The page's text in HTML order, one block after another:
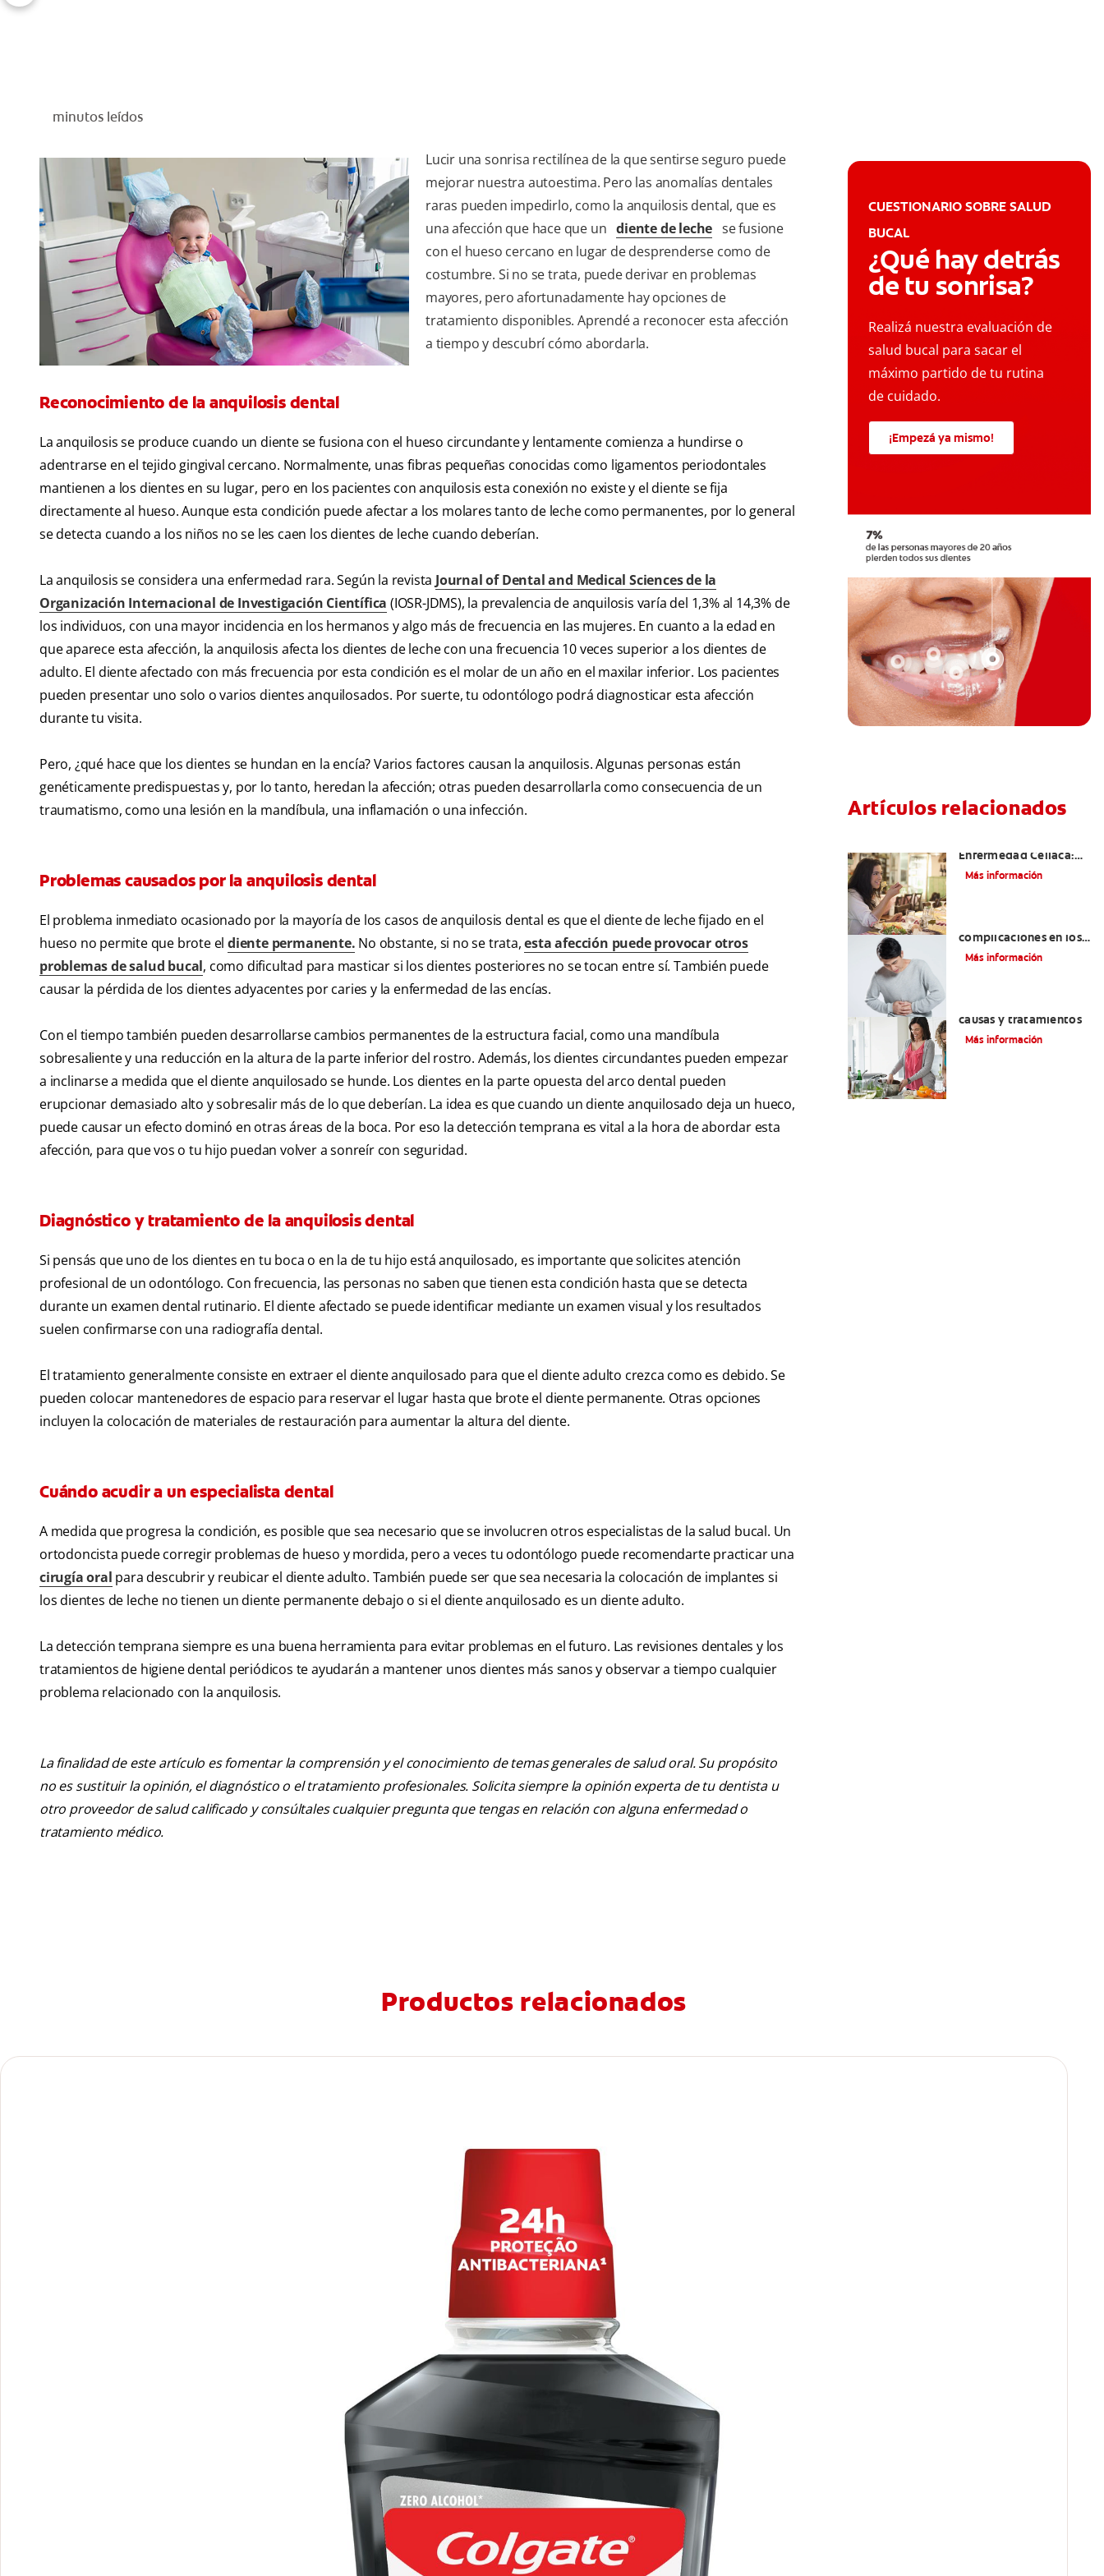
minutos leídos
Lucir una sonrisa rectilínea de la que sentirse seguro puede
mejorar nuestra autoestima. Pero las anomalías dentales
raras pueden impedirlo, como la anquilosis dental, que es
una afección que hace que un diente de leche se fusione
con el hueso cercano en lugar de desprenderse como de
costumbre. Si no se trata, puede derivar en problemas
mayores, pero afortunadamente hay opciones de
tratamiento disponibles. Aprendé a reconocer esta afección
a tiempo y descubrí cómo abordarla.
Reconocimiento de la anquilosis dental
La anquilosis se produce cuando un diente se fusiona con el hueso circundante y lentamente comienza a hundirse o
adentrarse en el tejido gingival cercano. Normalmente, unas fibras pequeñas conocidas como ligamentos periodontales
mantienen a los dientes en su lugar, pero en los pacientes con anquilosis esta conexión no existe y el diente se fija
directamente al hueso. Aunque esta condición puede afectar a los molares tanto de leche como permanentes, por lo general
se detecta cuando a los niños no se les caen los dientes de leche cuando deberían.
La anquilosis se considera una enfermedad rara. Según la revista Journal of Dental and Medical Sciences de la
Organización Internacional de Investigación Científica (IOSR-JDMS), la prevalencia de anquilosis varía del 1,3% al 14,3% de
los individuos, con una mayor incidencia en los hermanos y algo más de frecuencia en las mujeres. En cuanto a la edad en
que aparece esta afección, la anquilosis afecta los dientes de leche con una frecuencia 10 veces superior a los dientes de
adulto. El diente afectado con más frecuencia por esta condición es el molar de un año en el maxilar inferior. Los pacientes
pueden presentar uno solo o varios dientes anquilosados. Por suerte, tu odontólogo podrá diagnosticar esta afección
durante tu visita.
Pero, ¿qué hace que los dientes se hundan en la encía? Varios factores causan la anquilosis. Algunas personas están
genéticamente predispuestas y, por lo tanto, heredan la afección; otras pueden desarrollarla como consecuencia de un
traumatismo, como una lesión en la mandíbula, una inflamación o una infección.
Problemas causados por la anquilosis dental
El problema inmediato ocasionado por la mayoría de los casos de anquilosis dental es que el diente de leche fijado en el
hueso no permite que brote eldiente permanente. No obstante, si no se trata,esta afección puede provocar otros
problemas de salud bucal, como dificultad para masticar si los dientes posteriores no se tocan entre sí. También puede
causar la pérdida de los dientes adyacentes por caries y la enfermedad de las encías.
Con el tiempo también pueden desarrollarse cambios permanentes de la estructura facial, como una mandíbula
sobresaliente y una reducción en la altura de la parte inferior del rostro. Además, los dientes circundantes pueden empezar
a inclinarse a medida que el diente anquilosado se hunde. Los dientes en la parte opuesta del arco dental pueden
erupcionar demasiado alto y sobresalir más de lo que deberían. La idea es que cuando un diente anquilosado deja un hueco,
puede causar un efecto dominó en otras áreas de la boca. Por eso la detección temprana es vital a la hora de abordar esta
afección, para que vos o tu hijo puedan volver a sonreír con seguridad.
Diagnóstico y tratamiento de la anquilosis dental
Si pensás que uno de los dientes en tu boca o en la de tu hijo está anquilosado, es importante que solicites atención
profesional de un odontólogo. Con frecuencia, las personas no saben que tienen esta condición hasta que se detecta
durante un examen dental rutinario. El diente afectado se puede identificar mediante un examen visual y los resultados
suelen confirmarse con una radiografía dental.
El tratamiento generalmente consiste en extraer el diente anquilosado para que el diente adulto crezca como es debido. Se
pueden colocar mantenedores de espacio para reservar el lugar hasta que brote el diente permanente. Otras opciones
incluyen la colocación de materiales de restauración para aumentar la altura del diente.
Cuándo acudir a un especialista dental
A medida que progresa la condición, es posible que sea necesario que se involucren otros especialistas de la salud bucal. Un
ortodoncista puede corregir problemas de hueso y mordida, pero a veces tu odontólogo puede recomendarte practicar una
cirugía oral para descubrir y reubicar el diente adulto. También puede ser que sea necesaria la colocación de implantes si
los dientes de leche no tienen un diente permanente debajo o si el diente anquilosado es un diente adulto.
La detección temprana siempre es una buena herramienta para evitar problemas en el futuro. Las revisiones dentales y los
tratamientos de higiene dental periódicos te ayudarán a mantener unos dientes más sanos y observar a tiempo cualquier
problema relacionado con la anquilosis.
La finalidad de este artículo es fomentar la comprensión y el conocimiento de temas generales de salud oral. Su propósito
no es sustituir la opinión, el diagnóstico o el tratamiento profesionales. Solicita siempre la opinión experta de tu dentista u
otro proveedor de salud calificado y consúltales cualquier pregunta que tengas en relación con alguna enfermedad o
tratamiento médico.
CUESTIONARIO SOBRE SALUD
BUCAL
¿Qué hay detrás
de tu sonrisa?
Realizá nuestra evaluación de
salud bucal para sacar el
máximo partido de tu rutina
de cuidado.
¡Empezá ya mismo!
Artículos relacionados
Enfermedad Celíaca:
Cómo Reconocerlas Y
Más información
complicaciones en los
dientes | Cuidado bucal
Más información
causas y tratamientos
Más información
Productos relacionados